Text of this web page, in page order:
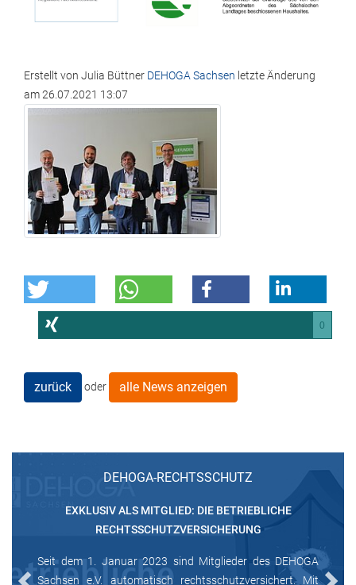
Erstellt von Julia Büttner DEHOGA Sachsen letzte Änderung
am26.07.2021 13:07
0
zurück oder alle News anzeigen
DEHOGA-RECHTSSCHUTZ
EXKLUSIV ALS MITGLIED: DIE BETRIEBLICHE
RECHTSSCHUTZVERSICHERUNG
Seit dem 1. Januar 2023 sind Mitglieder des DEHOGA
Sachsen e.V. automatisch rechtsschutzversichert. Mit